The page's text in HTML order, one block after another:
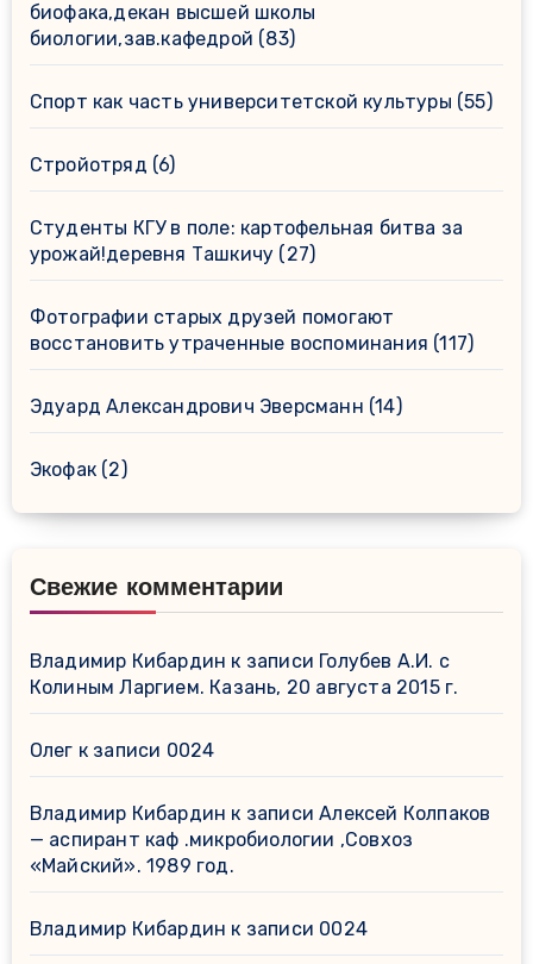
биофака,декан высшей школы
биологии,зав.кафедрой (83)
Спорт как часть университетской культуры (55)
Стройотряд (6)
Студенты КГУ в поле: картофельная битва за
урожай!деревня Ташкичу (27)
Фотографии старых друзей помогают
восстановить утраченные воспоминания (117)
Эдуард Александрович Эверсманн (14)
Экофак(2)
Свежие комментарии
Владимир Кибардин к записи Голубев А.И. с
Колиным Ларгием. Казань, 20 августа 2015 г.
Олег к записи 0024
Владимир Кибардин к записиАлексей Колпаков
— аспирант каф .микробиологии ,Совхоз
«Майский». 1989 год.
Владимир Кибардин к записи 0024